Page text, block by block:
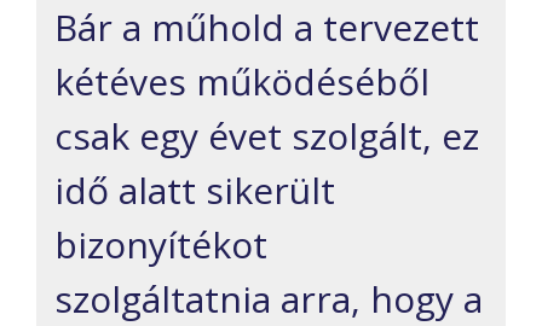
Bár a műhold a tervezett
kétéves működéséből
csak egy évet szolgált, ez
idő alatt sikerült
bizonyítékot
szolgáltatnia arra, hogy a